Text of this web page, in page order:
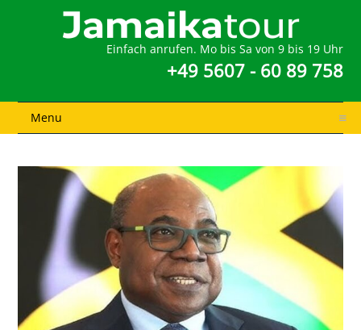
Einfach anrufen. Mo bis Sa von 9 bis 19 Uhr
+49 5607 - 60 89 758
Menu